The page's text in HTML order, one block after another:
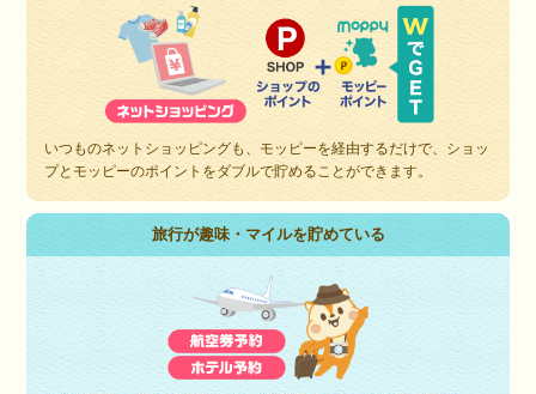
いつものネットショッピングも、モッピーを経由するだけで、ショッ
プとモッピーのポイントをダブルで貯めることができます。
旅行が趣味・マイルを貯めている